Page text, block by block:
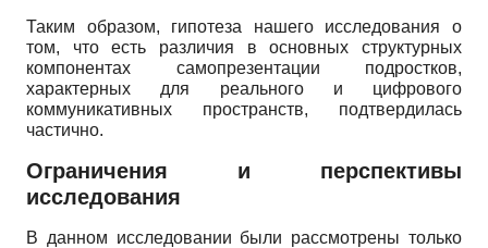
Таким образом, гипотеза нашего исследования о
том, что есть различия в основных структурных
компонентах самопрезентации подростков,
характерных для реального и цифрового
коммуникативных пространств, подтвердилась
частично.
Ограничения и перспективы
исследования
В данном исследовании были рассмотрены только